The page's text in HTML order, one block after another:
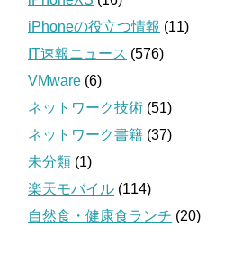
iPhoneの役立つ情報 (11)
IT速報ニュース (576)
VMware (6)
ネットワーク技術 (51)
ネットワーク書籍 (37)
未分類 (1)
楽天モバイル (114)
自然食・健康食ランチ (20)